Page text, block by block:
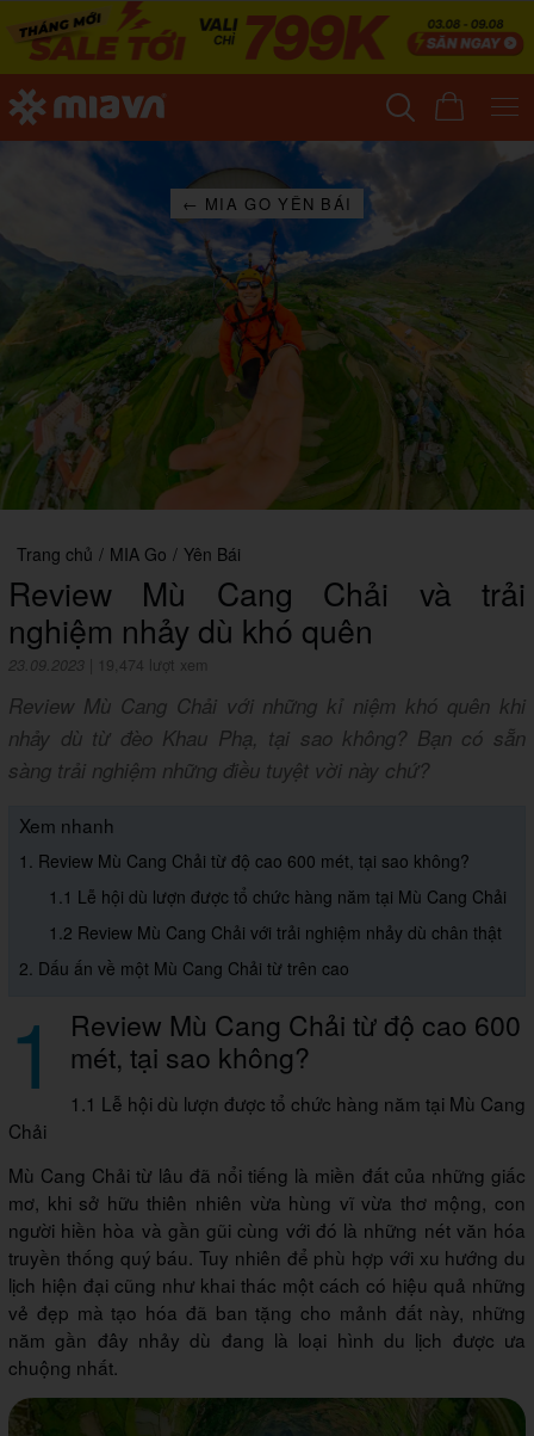
← MIA GO YÊN BÁI
Trang chủ / MIA Go / Yên Bái
Review Mù Cang Chải và trải
nghiệm nhảy dù khó quên
23.09.2023 19,474 lượt xem
Review Mù Cang Chải với những kỉ niệm khó quên khi
nhảy dù từ đèo Khau Phạ, tại sao không? Bạn có sẵn
sàng trải nghiệm những điều tuyệt vời này chứ?
Xem nhanh
1. Review Mù Cang Chải từ độ cao 600 mét, tại sao không?
1.1 Lễ hội dù lượn được tổ chức hàng năm tại Mù Cang Chải
1.2 Review Mù Cang Chải với trải nghiệm nhảy dù chân thật
2. Dấu ấn về một Mù Cang Chải từ trên cao
1 Review Mù Cang Chải từ độ cao 600
mét, tại sao không?
1.1 Lễ hội dù lượn được tổ chức hàng năm tại Mù Cang
Chải
Mù Cang Chải từ lâu đã nổi tiếng là miền đất của những giấc
mơ, khi sở hữu thiên nhiên vừa hùng vĩ vừa thơ mộng, con
người hiền hòa và gần gũi cùng với đó là những nét văn hóa
truyền thống quý báu. Tuy nhiên để phù hợp với xu hướng du
lịch hiện đại cũng như khai thác một cách có hiệu quả những
vẻ đẹp mà tạo hóa đã ban tặng cho mảnh đất này, những
năm gần đây nhảy dù đang là loại hình du lịch được ưa
chuộng nhất.